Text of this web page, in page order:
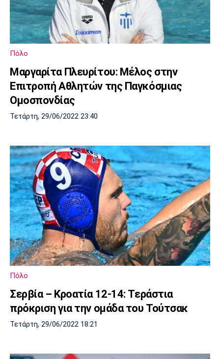
Πόλο
Μαργαρίτα Πλευρίτου: Μέλος στην
Επιτροπή Αθλητών της Παγκόσμιας
Ομοσπονδίας
Τετάρτη, 29/06/2022 23:40
Πόλο
Σερβία – Κροατία 12-14: Τεράστια
πρόκριση για την ομάδα του Τούτσακ
Τετάρτη, 29/06/2022 18:21